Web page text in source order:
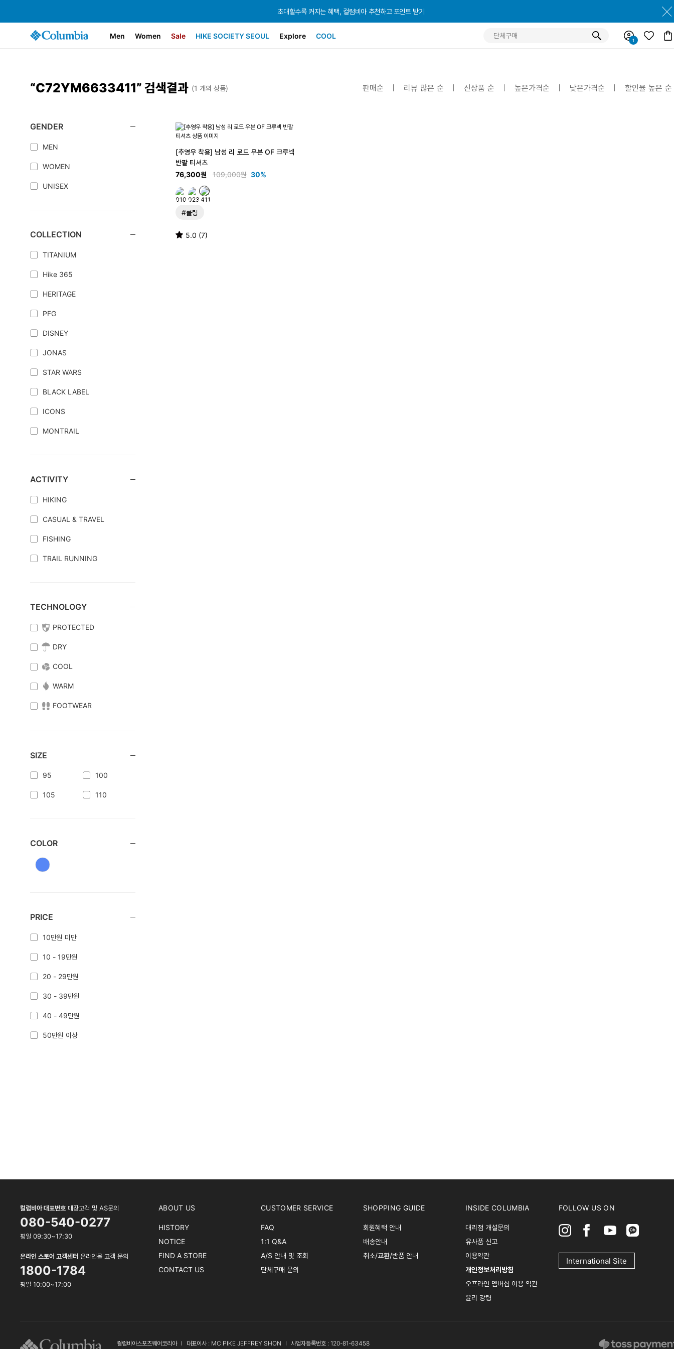
초대할수록 커지는 혜택, 컬럼비아 추천하고 포인트 받기
초대할수록 커지는 혜택, 컬럼비아 추천하고 포인트 받기
초대할수록 커지는 혜택, 컬럼비아 추천하고 포인트 받기
Men Women Sale HIKE SOCIETY SEOUL Explore COOL
“C72YM6633411” 검색결과 (1 개의 상품) 판매순 리뷰 많은 순 신상품 순 높은가격순 낮은가격순 할인율 높은 순
GENDER
MEN
WOMEN
UNISEX
COLLECTION
TITANIUM
Hike 365
HERITAGE
PFG
DISNEY
JONAS
STAR WARS
BLACK LABEL
ICONS
MONTRAIL
ACTIVITY
HIKING
CASUAL & TRAVEL
FISHING
TRAIL RUNNING
TECHNOLOGY
PROTECTED
DRY
COOL
WARM
FOOTWEAR
SIZE
95 100
105 110
COLOR
PRICE
10만원 미만
10 - 19만원
20 - 29만원
30 - 39만원
40 - 49만원
50만원 이상
[추영우 착용] 남성 리 로드 우븐 OF 크루넥
반팔 티셔츠
76,300원
109,000원 30%
#쿨링
5.0 (7)
컬럼비아 대표번호 매장고객 및 AS문의
080-540-0277
평일 09:30~17:30
온라인 스토어 고객센터 온라인몰 고객 문의
1800-1784
평일 10:00~17:00
ABOUT US
HISTORY
NOTICE
FIND A STORE
CONTACT US
CUSTOMER SERVICE
FAQ
1:1 Q&A
A/S 안내 및 조회
단체구매 문의
SHOPPING GUIDE
회원혜택 안내
배송안내
취소/교환/반품 안내
INSIDE COLUMBIA
대리점 개설문의
유사품 신고
이용약관
개인정보처리방침
오프라인 멤버십 이용 약관
윤리 강령
FOLLOW US ON
International Site
컬럼비아스포츠웨어코리아 l 대표이사 : MC PIKE JEFFREY SHON l
사업자등록번호 : 120-81-63458